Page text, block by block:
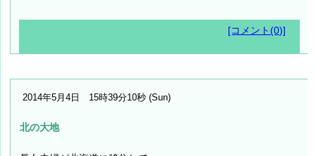
[コメント(0)]
2014年5月4日 15時39分10秒 (Sun)
北の大地